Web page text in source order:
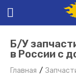
Б/У
в России с
Главная